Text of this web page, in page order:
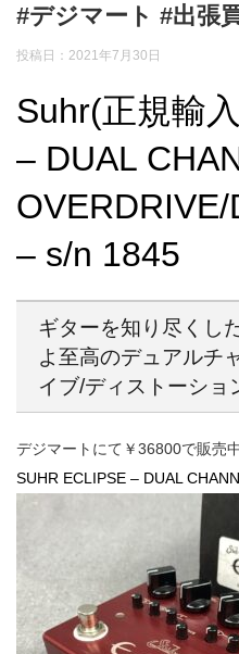
#デジマート #出張
投稿日： 2021年7月30日
Suhr(正規輸
– DUAL
– s/n 1845
ギターを知り尽くし
よ至高のデュアルチ
イブ/ディストーショ
デジマートにて￥36800で販売中
SUHR ECLIPSE – DUAL